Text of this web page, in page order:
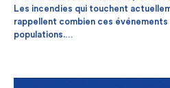
Les incendies qui touchent
rappellent combien ces
populations.